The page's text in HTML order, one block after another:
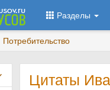
Разделы
Потребительство
Цитаты